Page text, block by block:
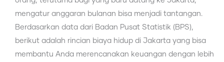
mengatur anggaran bulanan bisa menjadi tantangan.
Berdasarkan data dari Badan Pusat Statistik (BPS),
berikut adalah rincian biaya hidup di Jakarta yang bisa
membantu Anda merencanakan keuangan dengan lebih